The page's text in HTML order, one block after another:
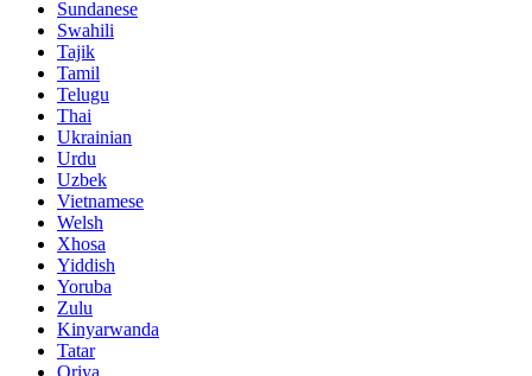
Sundanese
Swahili
Tajik
Tamil
Telugu
Thai
Ukrainian
Urdu
Uzbek
Vietnamese
Welsh
Xhosa
Yiddish
Yoruba
Zulu
Kinyarwanda
Tatar
Oriya